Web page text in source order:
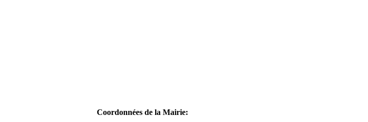
Coordonnées de la Mairie: